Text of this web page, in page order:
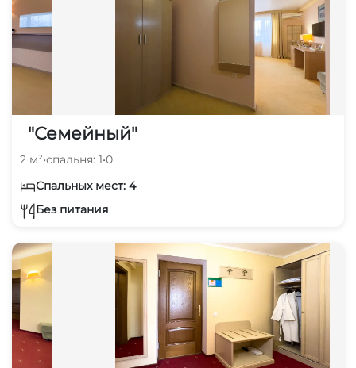
"Семейный"
2 м²•спальня: 1•0
Спальных мест: 4
Без питания